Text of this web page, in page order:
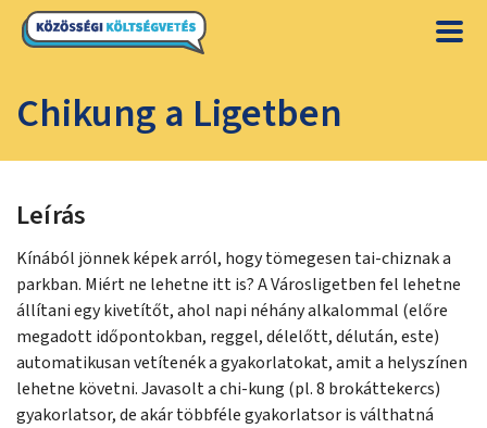
Chikung a Ligetben
Leírás
Kínából jönnek képek arról, hogy tömegesen tai-chiznak a
parkban. Miért ne lehetne itt is? A Városligetben fel lehetne
állítani egy kivetítőt, ahol napi néhány alkalommal (előre
megadott időpontokban, reggel, délelőtt, délután, este)
automatikusan vetítenék a gyakorlatokat, amit a helyszínen
lehetne követni. Javasolt a chi-kung (pl. 8 brokáttekercs)
gyakorlatsor, de akár többféle gyakorlatsor is válthatná